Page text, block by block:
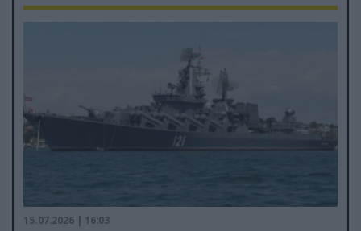
15.07.2026 | 16:03